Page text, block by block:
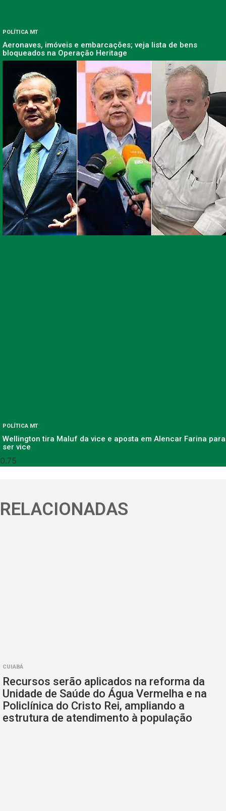
POLÍTICA MT
Aeronaves, imóveis e embarcações; veja lista de bens
bloqueados na Operação Heritage
POLÍTICA MT
Wellington tira Maluf da vice e aposta em Alencar Farina para
ser vice
RELACIONADAS
CUIABÁ
Recursos serão aplicados na reforma da
Unidade de Saúde do Água Vermelha e na
Policlínica do Cristo Rei, ampliando a
estrutura de atendimento à população